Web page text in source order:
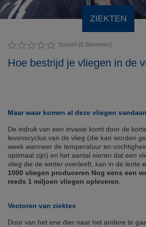
ZIEKTEN
Score0 (0 Stemmen)
Hoe bestrijd je vliegen in de
Maar waar komen al deze vliegen
De indruk van een invasie komt door de
levenscyclus van de vlieg (die kan worden
week wanneer de temperatuur en
optimaal zijn) en het aantal eieren dat een
vlieg die de winter overleeft, kan in de lente
1000 vliegen produceren Nog eens een
reeds 1 miljoen vliegen opleveren
Vectoren van ziektes
Door van het ene dier naar het andere te